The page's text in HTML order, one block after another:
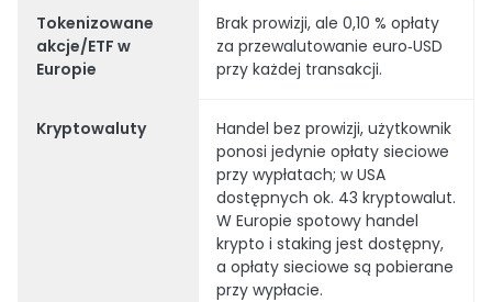
Tokenizowane
akcje/ETF w
Europie
Brak prowizji, ale 0,10 % opłaty
za przewalutowanie euro‑USD
przy każdej transakcji.
Kryptowaluty
Handel bez prowizji, użytkownik
ponosi jedynie opłaty sieciowe
przy wypłatach; w USA
dostępnych ok. 43 kryptowalut.
W Europie spotowy handel
krypto i staking jest dostępny,
a opłaty sieciowe są pobierane
przy wypłacie.